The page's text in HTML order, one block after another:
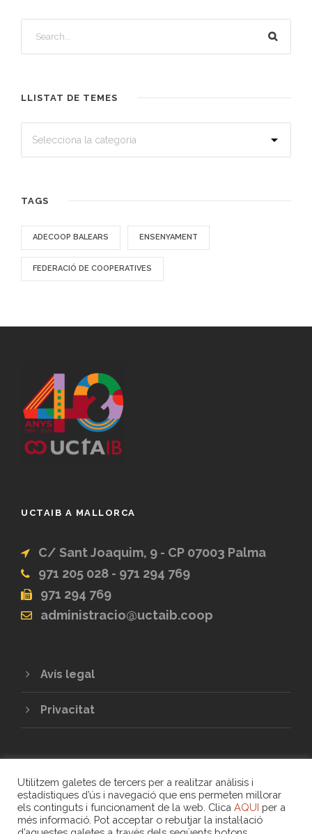
LLISTAT DE TEMES
TAGS
ADECOOP BALEARS ENSENYAMENT
FEDERACIÓ DE COOPERATIVES
UCTAIB A MALLORCA
C/ Sant Joaquim, 9 - CP 07003 Palma
971 205 028 - 971 294 769
971 294 769
administracio@uctaib.coop
Avís legal
Privacitat
COPYRIGHT 2020 - UNIÓ DE COOPERATIVES
Utilitzem galetes de tercers per a realitzar anàlisis i
estadístiques d’ús i navegació que ens permeten millorar
els continguts i funcionament de la web. Clica AQUI per a
més informació. Pot acceptar o rebutjar la instal·lació